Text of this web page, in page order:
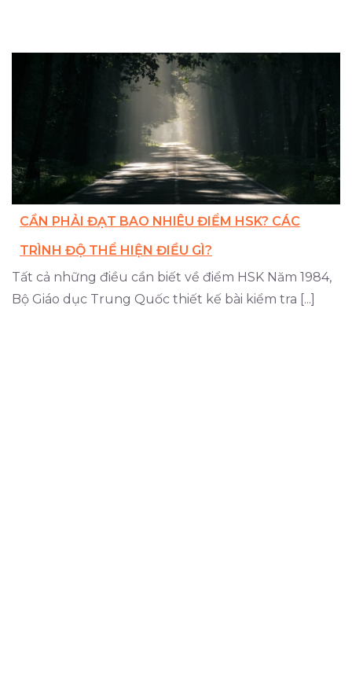
CẦN PHẢI ĐẠT BAO NHIÊU ĐIỂM HSK? CÁC
TRÌNH ĐỘ THỂ HIỆN ĐIỀU GÌ?
Tất cả những điều cần biết về điểm HSK Năm 1984,
Bộ Giáo dục Trung Quốc thiết kế bài kiểm tra [...]